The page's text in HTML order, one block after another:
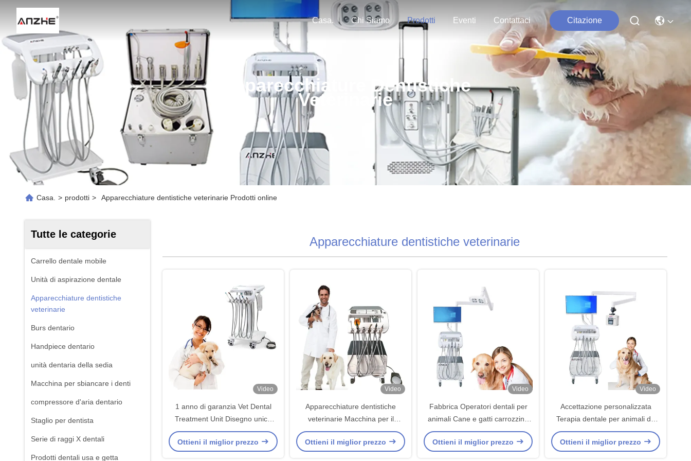
Casa. Chi Siamo Prodotti Eventi Contattaci Citazione
Apparecchiature Dentistiche
Veterinarie
Casa. > prodotti > Apparecchiature dentistiche veterinarie Prodotti online
Tutte le categorie
Carrello dentale mobile
Unità di aspirazione dentale
Apparecchiature dentistiche
veterinarie
Burs dentario
Handpiece dentario
unità dentaria della sedia
Macchina per sbiancare i denti
compressore d'aria dentario
Staglio per dentista
Serie di raggi X dentali
Prodotti dentali usa e getta
Apparecchiature dentistiche veterinarie
Video
1 anno di garanzia Vet Dental
Treatment Unit Disegno unico
Mobile Dental Therapy Machine
Ottieni il miglior prezzo
Video
Apparecchiature dentistiche
veterinarie Macchina per il
trattamento dei denti degli
animali da compagnia Muoviti a
Ottieni il miglior prezzo
Video
Fabbrica Operatori dentali per
animali Cane e gatti carrozzina
per animali domestici
Ottieni il miglior prezzo
Video
Accettazione personalizzata
Terapia dentale per animali da
compagnia Carro mobile
Ospedale per animali Stazione di
Ottieni il miglior prezzo